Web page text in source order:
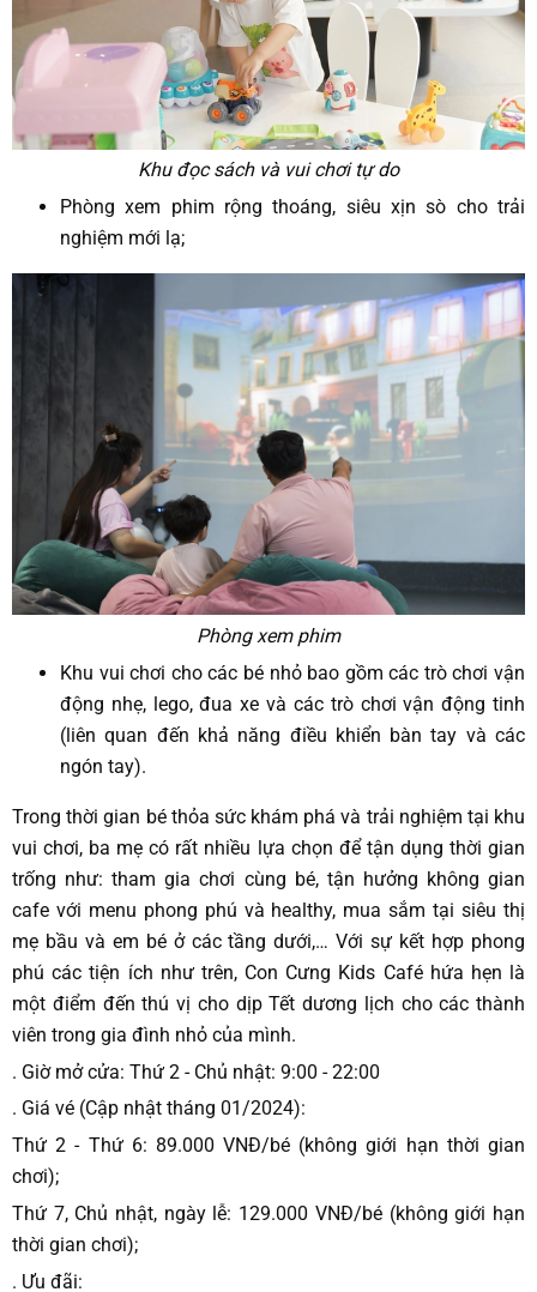
Khu đọc sách và vui chơi tự do
Phòng xem phim rộng thoáng, siêu xịn sò cho trải
nghiệm mới lạ;
Phòng xem phim
Khu vui chơi cho các bé nhỏ bao gồm các trò chơi vận
động nhẹ, lego, đua xe và các trò chơi vận động tinh
(liên quan đến khả năng điều khiển bàn tay và các
ngón tay).
Trong thời gian bé thỏa sức khám phá và trải nghiệm tại khu
vui chơi, ba mẹ có rất nhiều lựa chọn để tận dụng thời gian
trống như: tham gia chơi cùng bé, tận hưởng không gian
cafe với menu phong phú và healthy, mua sắm tại siêu thị
mẹ bầu và em bé ở các tầng dưới,… Với sự kết hợp phong
phú các tiện ích như trên, Con Cưng Kids Café hứa hẹn là
một điểm đến thú vị cho dịp Tết dương lịch cho các thành
viên trong gia đình nhỏ của mình.
. Giờ mở cửa: Thứ 2 - Chủ nhật: 9:00 - 22:00
. Giá vé (Cập nhật tháng 01/2024):
Thứ 2 - Thứ 6: 89.000 VNĐ/bé (không giới hạn thời gian
chơi);
Thứ 7, Chủ nhật, ngày lễ: 129.000 VNĐ/bé (không giới hạn
thời gian chơi);
. Ưu đãi: